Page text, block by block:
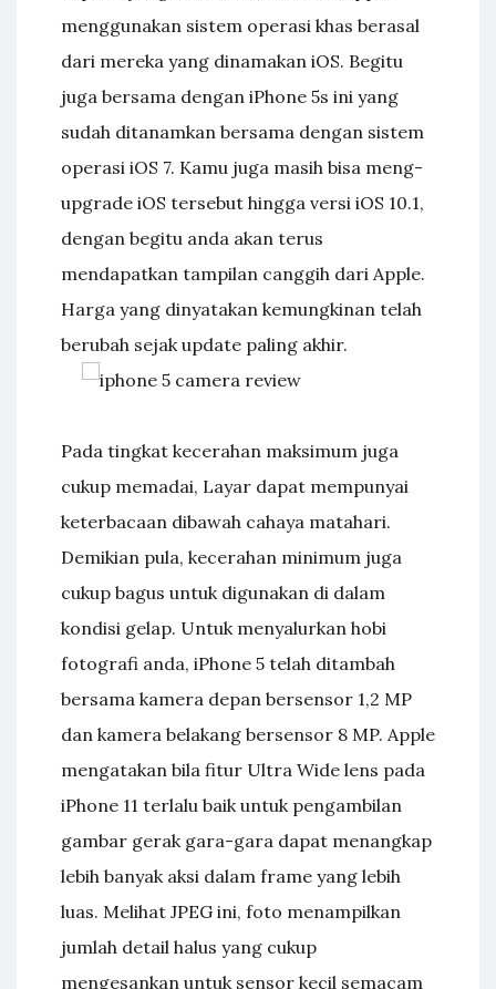
menggunakan sistem operasi khas berasal
dari mereka yang dinamakan iOS. Begitu
juga bersama dengan iPhone 5s ini yang
sudah ditanamkan bersama dengan sistem
operasi iOS 7. Kamu juga masih bisa meng-
upgrade iOS tersebut hingga versi iOS 10.1,
dengan begitu anda akan terus
mendapatkan tampilan canggih dari Apple.
Harga yang dinyatakan kemungkinan telah
berubah sejak update paling akhir.
Pada tingkat kecerahan maksimum juga
cukup memadai, Layar dapat mempunyai
keterbacaan dibawah cahaya matahari.
Demikian pula, kecerahan minimum juga
cukup bagus untuk digunakan di dalam
kondisi gelap. Untuk menyalurkan hobi
fotografi anda, iPhone 5 telah ditambah
bersama kamera depan bersensor 1,2 MP
dan kamera belakang bersensor 8 MP. Apple
mengatakan bila fitur Ultra Wide lens pada
iPhone 11 terlalu baik untuk pengambilan
gambar gerak gara-gara dapat menangkap
lebih banyak aksi dalam frame yang lebih
luas. Melihat JPEG ini, foto menampilkan
jumlah detail halus yang cukup
mengesankan untuk sensor kecil semacam